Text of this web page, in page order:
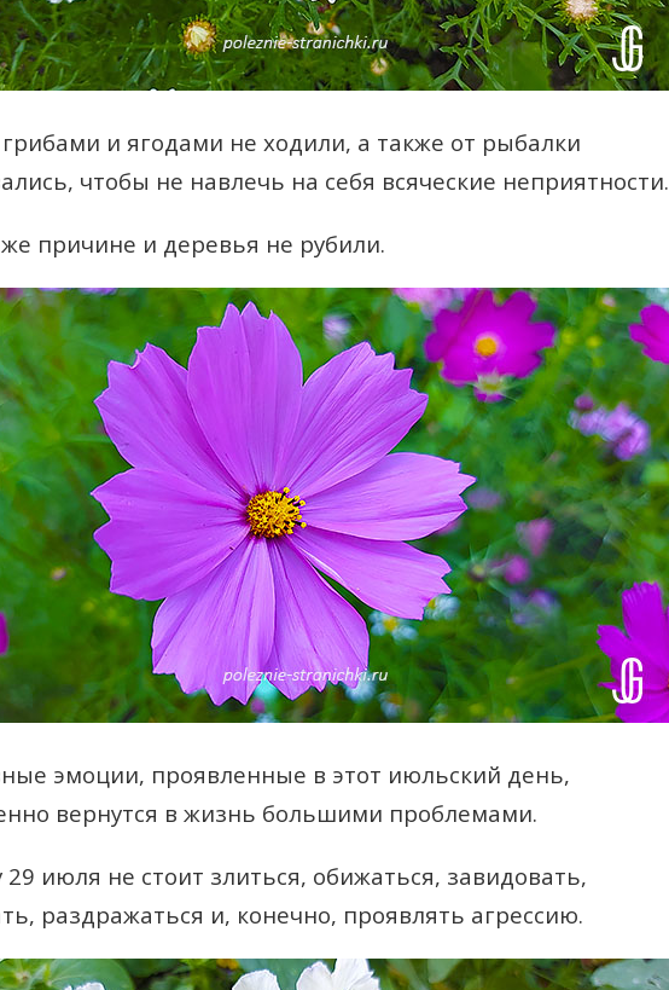
грибами и ягодами не ходили, а также от рыбалки
чтобы не навлечь на себя всяческие неприятности.
причине и деревья не рубили.
эмоции, проявленные в этот июльский день,
вернутся в жизнь большими проблемами.
29 июля не стоит злиться, обижаться, завидовать,
раздражаться и, конечно, проявлять агрессию.